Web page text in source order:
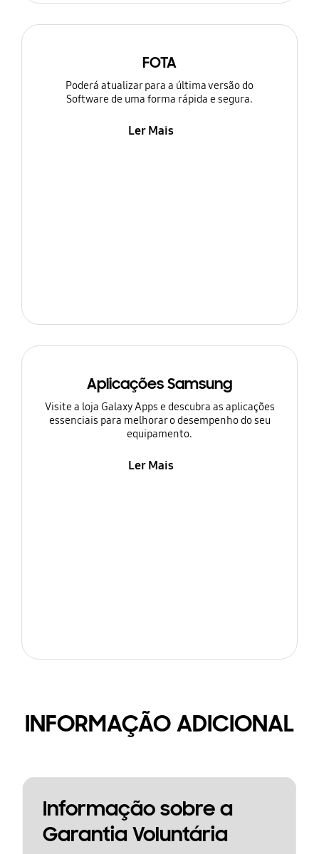
FOTA
Poderá atualizar para a última versão do
Software de uma forma rápida e segura.
Ler Mais
Aplicações Samsung
Visite a loja Galaxy Apps e descubra as aplicações
essenciais para melhorar o desempenho do seu
equipamento.
Ler Mais
INFORMAÇÃO ADICIONAL
Informação sobre a
Garantia Voluntária